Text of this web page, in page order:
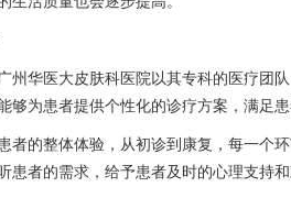
州华医大皮肤科医院以其专科的医疗团
够为患者提供个性化的诊疗方案，满足患
者的整体体验，从初诊到康复，每一个
患者的需求，给予患者及时的心理支持